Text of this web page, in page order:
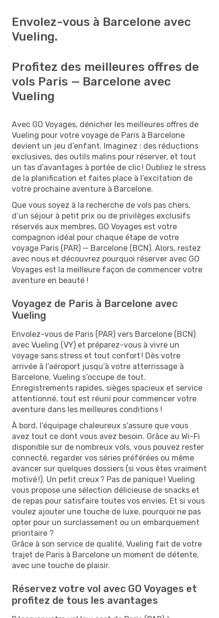
Envolez-vous à Barcelone avec
Vueling.
Profitez des meilleures offres de
vols Paris — Barcelone avec
Vueling
Avec GO Voyages, dénicher les meilleures offres de
Vueling pour votre voyage de Paris à Barcelone
devient un jeu d’enfant. Imaginez : des réductions
exclusives, des outils malins pour réserver, et tout
un tas d’avantages à portée de clic ! Oubliez le stress
de la planification et faites place à l’excitation de
votre prochaine aventure à Barcelone.
Que vous soyez à la recherche de vols pas chers,
d’un séjour à petit prix ou de privilèges exclusifs
réservés aux membres, GO Voyages est votre
compagnon idéal pour chaque étape de votre
voyage Paris (PAR) — Barcelone (BCN). Alors, restez
avec nous et découvrez pourquoi réserver avec GO
Voyages est la meilleure façon de commencer votre
aventure en beauté !
Voyagez de Paris à Barcelone avec
Vueling
Envolez-vous de Paris (PAR) vers Barcelone (BCN)
avec Vueling (VY) et préparez-vous à vivre un
voyage sans stress et tout confort ! Dès votre
arrivée à l’aéroport jusqu’à votre atterrissage à
Barcelone, Vueling s’occupe de tout.
Enregistrements rapides, sièges spacieux et service
attentionné, tout est réuni pour commencer votre
aventure dans les meilleures conditions !
À bord, l’équipage chaleureux s'assure que vous
avez tout ce dont vous avez besoin. Grâce au Wi-Fi
disponible sur de nombreux vols, vous pouvez rester
connecté, regarder vos séries préférées ou même
avancer sur quelques dossiers (si vous êtes vraiment
motivé !). Un petit creux ? Pas de panique ! Vueling
vous propose une sélection délicieuse de snacks et
de repas pour satisfaire toutes vos envies. Et si vous
voulez ajouter une touche de luxe, pourquoi ne pas
opter pour un surclassement ou un embarquement
prioritaire ?
Grâce à son service de qualité, Vueling fait de votre
trajet de Paris à Barcelone un moment de détente,
avec une touche de plaisir.
Réservez votre vol avec GO Voyages et
profitez de tous les avantages